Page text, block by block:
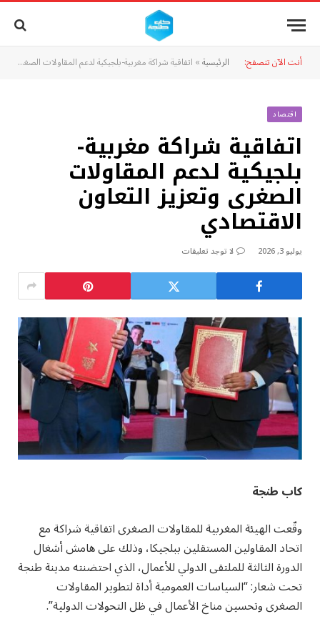
أنت الآن تتصفح: الرئيسية» اتفاقية شراكة مغربية-بلجيكية لدعم المقاولات الصغرى وتعزيز التعاون الاقتصادي
اقتصاد
اتفاقية شراكة مغربية-
بلجيكية لدعم المقاولات
الصغرى وتعزيز التعاون
الاقتصادي
يوليو 3, 2026 لا توجد تعليقات
كاب طنجة
وقّعت الهيئة المغربية للمقاولات الصغرى اتفاقية شراكة مع
اتحاد المقاولين المستقلين ببلجيكا، وذلك على هامش أشغال
الدورة الثالثة للملتقى الدولي للأعمال، الذي احتضنته مدينة طنجة
تحت شعار: “السياسات العمومية أداة لتطوير المقاولات
الصغرى وتحسين مناخ الأعمال في ظل التحولات الدولية”.